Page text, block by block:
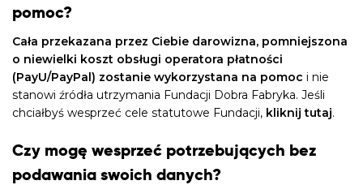
pomoc?
Cała przekazana przez Ciebie darowizna, pomniejszona
o niewielki koszt obsługi operatora płatności
(PayU/PayPal) zostanie wykorzystana na pomoc i nie
stanowi źródła utrzymania Fundacji Dobra Fabryka. Jeśli
chciałbyś wesprzeć cele statutowe Fundacji, kliknij tutaj.
Czy mogę wesprzeć potrzebujących bez
podawania swoich danych?